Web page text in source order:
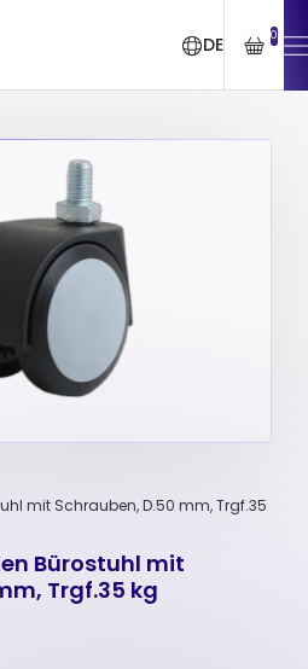
DE 0
mit Schrauben, D.50 mm, Trgf.35
Bürostuhl mit
Trgf.35 kg